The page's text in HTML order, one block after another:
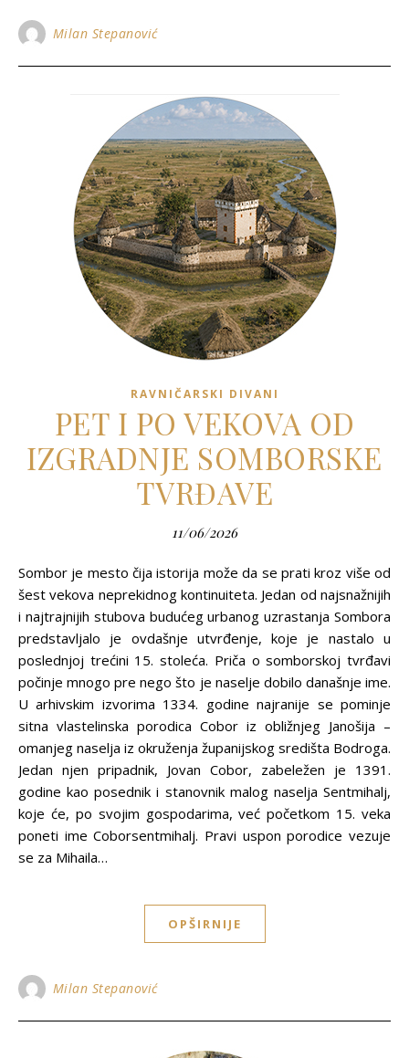
Milan Stepanović
RAVNIČARSKI DIVANI
PET I PO VEKOVA OD
IZGRADNJE SOMBORSKE
TVRĐAVE
11/06/2026
Sombor je mesto čija istorija može da se prati kroz više od
šest vekova neprekidnog kontinuiteta. Jedan od najsnažnijih
i najtrajnijih stubova budućeg urbanog uzrastanja Sombora
predstavljalo je ovdašnje utvrđenje, koje je nastalo u
poslednjoj trećini 15. stoleća. Priča o somborskoj tvrđavi
počinje mnogo pre nego što je naselje dobilo današnje ime.
U arhivskim izvorima 1334. godine najranije se pominje
sitna vlastelinska porodica Cobor iz obližnjeg Janošija –
omanjeg naselja iz okruženja županijskog središta Bodroga.
Jedan njen pripadnik, Jovan Cobor, zabeležen je 1391.
godine kao posednik i stanovnik malog naselja Sentmihalj,
koje će, po svojim gospodarima, već početkom 15. veka
poneti ime Coborsentmihalj. Pravi uspon porodice vezuje
se za Mihaila…
OPŠIRNIJE
Milan Stepanović